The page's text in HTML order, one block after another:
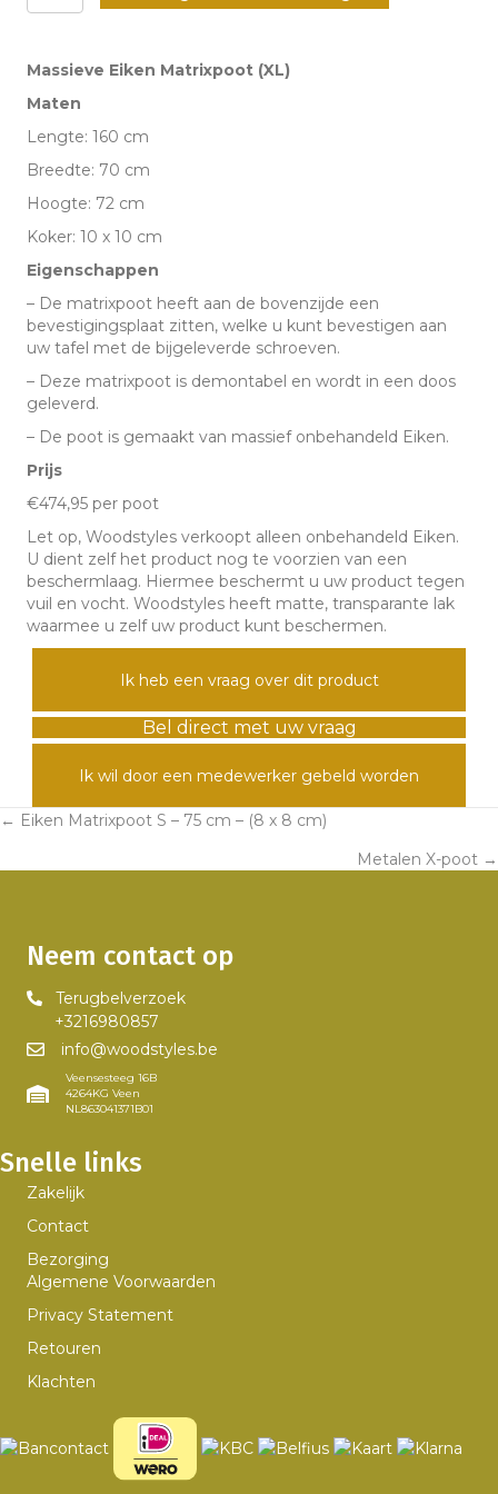
Matrixpoot
160
cm
-
(10
x
10
cm)
aantal
Massieve Eiken Matrixpoot (XL)
Maten
Lengte: 160 cm
Breedte: 70 cm
Hoogte: 72 cm
Koker: 10 x 10 cm
Eigenschappen
– De matrixpoot heeft aan de bovenzijde een
bevestigingsplaat zitten, welke u kunt bevestigen aan
uw tafel met de bijgeleverde schroeven.
– Deze matrixpoot is demontabel en wordt in een doos
geleverd.
– De poot is gemaakt van massief onbehandeld Eiken.
Prijs
€474,95 per poot
Let op, Woodstyles verkoopt alleen onbehandeld Eiken.
U dient zelf het product nog te voorzien van een
beschermlaag. Hiermee beschermt u uw product tegen
vuil en vocht. Woodstyles heeft matte, transparante lak
waarmee u zelf uw product kunt beschermen.
Ik heb een vraag over dit product
Bel direct met uw vraag
Ik wil door een medewerker gebeld worden
Posts
navigation
← Eiken Matrixpoot S – 75 cm – (8 x 8 cm)
Metalen X-poot →
Neem contact op
Terugbelverzoek
+3216980857
info@woodstyles.be
Veensesteeg 16B
4264KG Veen
NL863041371B01
Snelle links
Zakelijk
Contact
Bezorging
Algemene Voorwaarden
Privacy Statement
Retouren
Klachten